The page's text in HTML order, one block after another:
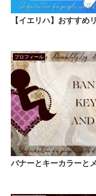
【イエリハ】おすすめ
プロフィール
バナーとキーカラーと